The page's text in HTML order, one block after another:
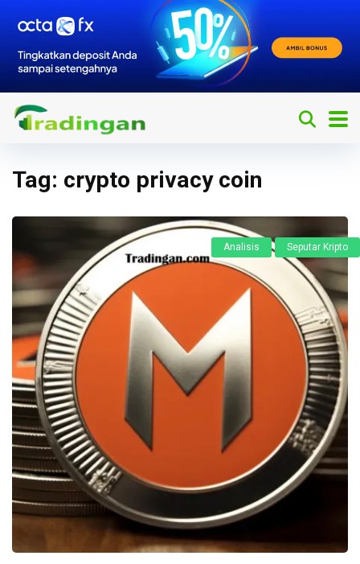
Tag: crypto privacy coin
Analisis Seputar Kripto